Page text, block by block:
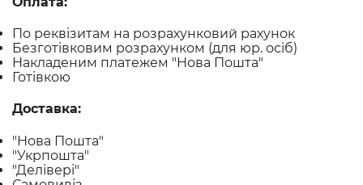
По реквізитам на розрахунковий рахунок
Безготівковим розрахунком (для юр. осіб)
Накладеним платежем "Нова Пошта"
Готівкою
Доставка:
"Нова Пошта"
"Укрпошта"
"Делівері"